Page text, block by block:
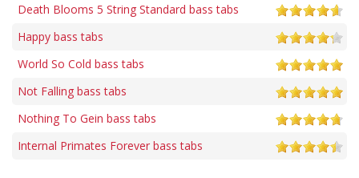
Death Blooms 5 String Standard bass tabs
Happy bass tabs
World So Cold bass tabs
Not Falling bass tabs
Nothing To Gein bass tabs
Internal Primates Forever bass tabs